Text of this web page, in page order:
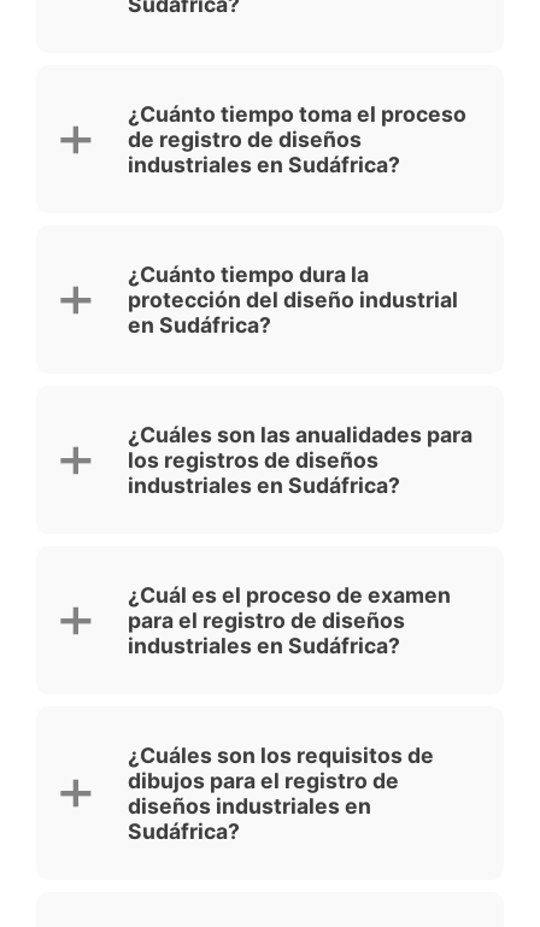
¿Cuánto tiempo toma el proceso
de registro de diseños
industriales en Sudáfrica?
¿Cuánto tiempo dura la
protección del diseño industrial
en Sudáfrica?
¿Cuáles son las anualidades para
los registros de diseños
industriales en Sudáfrica?
¿Cuál es el proceso de examen
para el registro de diseños
industriales en Sudáfrica?
¿Cuáles son los requisitos de
dibujos para el registro de
diseños industriales en
Sudáfrica?